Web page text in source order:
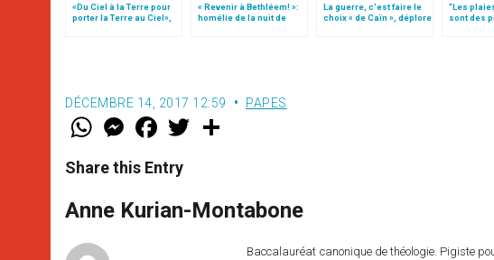
«Du Ciel à la Terre pour
porter la Terre au Ciel»,
« Revenir à Bethléem! »:
homélie de la nuit de
Noël (texte complet)
La guerre, c’est faire le
choix « de Caïn », déplore
"Les
sont des
DÉCEMBRE 14, 2017 12:59 PAPES
W
t
s
p
p
M
e
s
e
g
e
F
a
e
b
o
k
w
r
Share this Entry
Anne Kurian-Montabone
Baccalauréat canonique de théologie. Pigiste